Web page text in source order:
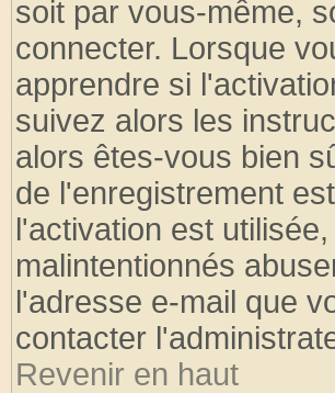
soit par vous-même,
connecter. Lorsque
apprendre si
suivez alors les
alors êtes-vous bien
de l'enregistrement
l'activation est
malintentionnés
l'adresse e-mail que
contacter
Revenir en haut